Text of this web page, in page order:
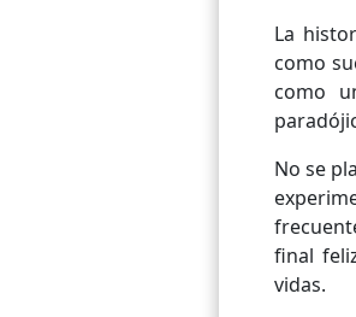
La
como
como
No se
final
vidas.